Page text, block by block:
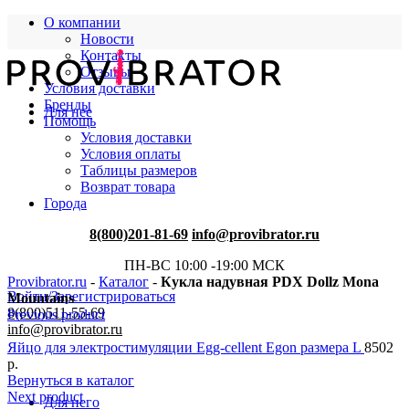
О компании
Новости
Контакты
Отзывы
Условия доставки
Бренды
Помощь
Условия доставки
Условия оплаты
Таблицы размеров
Возврат товара
Города
8(800)201-81-69 info@provibrator.ru
ПН-ВС 10:00 -19:00 МСК
Войти/Зарегистрироваться
8(800)511-55-69
info@provibrator.ru
Для нее
Для него
Provibrator.ru - Каталог - Кукла надувная PDX Dollz Mona
Mountains
Previous product
Яйцо для электростимуляции Egg-cellent Egon размера L 8502
р.
Вернуться в каталог
Next product